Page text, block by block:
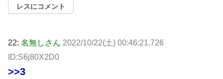
レスにコメント
22: 名無しさん 2022/10/22(土) 00:46:21.726
ID:S6j80X2D0
>>3